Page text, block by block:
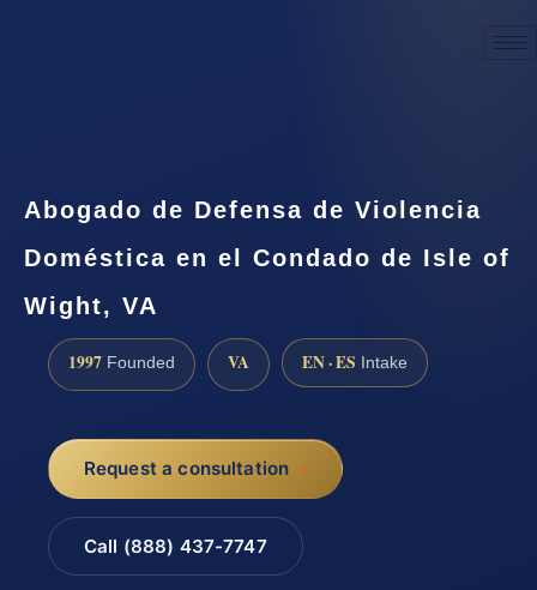
Abogado de Defensa de Violencia
Doméstica en el Condado de Isle of
Wight, VA
1997 Founded VA EN · ES Intake
Request a consultation
Call (888) 437-7747